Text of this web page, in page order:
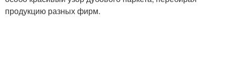
продукцию разных фирм.